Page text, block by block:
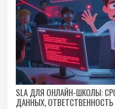
SLA ДЛЯ ОНЛАЙН-ШКОЛЫ:
ДАННЫХ, ОТВЕТСТВЕННОСТЬ